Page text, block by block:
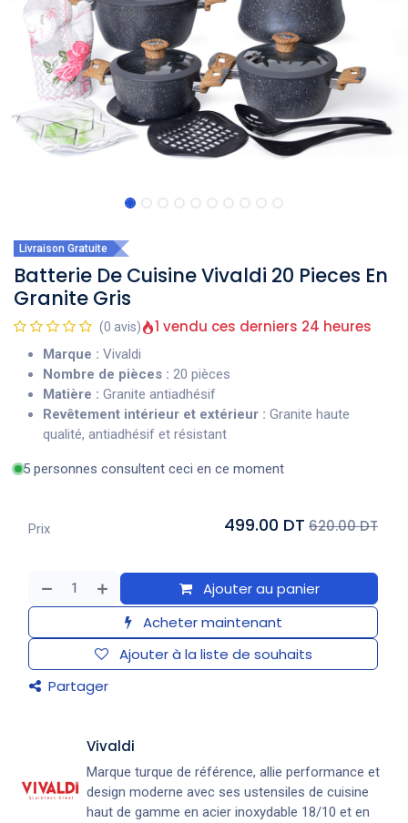
Livraison Gratuite
Batterie De Cuisine Vivaldi 20 Pieces En
Granite Gris
(0 avis) 1 vendu ces derniers 24 heures
Marque : Vivaldi
Nombre de pièces : 20 pièces
Matière : Granite antiadhésif
Revêtement intérieur et extérieur : Granite haute
qualité, antiadhésif et résistant
5 personnes consultent ceci en ce moment
Ajouter au panier
Acheter maintenant
Ajouter à la liste de souhaits
Partager
Prix 499.00 DT 620.00 DT
Vivaldi
Marque turque de référence, allie performance et
design moderne avec ses ustensiles de cuisine
haut de gamme en acier inoxydable 18/10 et en